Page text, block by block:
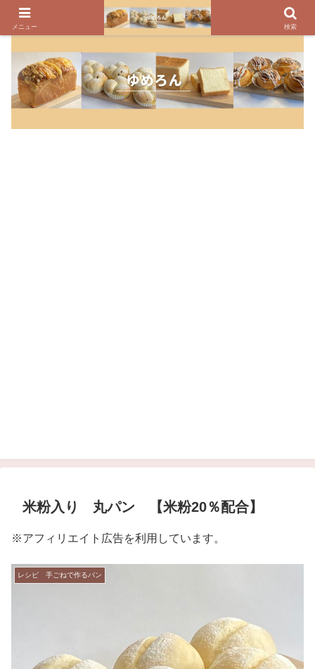
パンのレシピ、パン作りの疑問や美味しく焼けるコツを紹介しています
米粉入り 丸パン 【米粉20％配合】
※アフィリエイト広告を利用しています。
レシピ 手ごねで作るパン
メニュー 検索